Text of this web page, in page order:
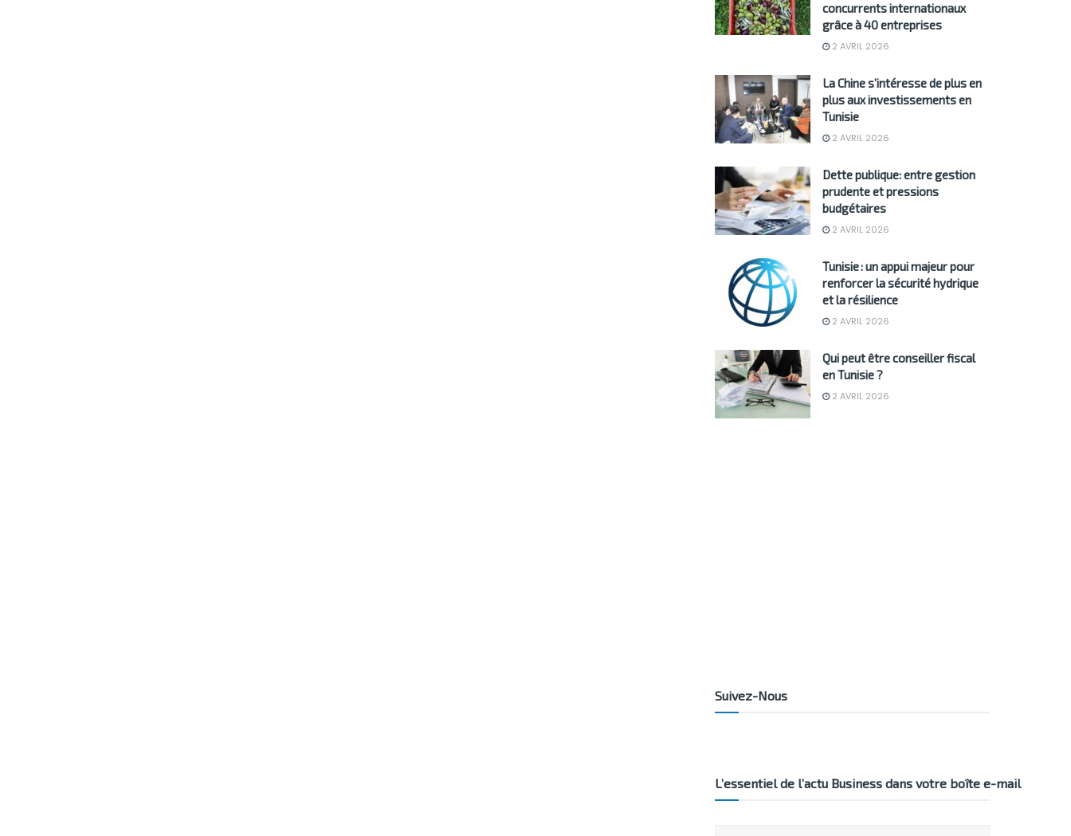
concurrents internationaux
grâce à 40 entreprises
2 AVRIL 2026
La Chine s’intéresse de plus en
plus aux investissements en
Tunisie
2 AVRIL 2026
Dette publique: entre gestion
prudente et pressions
budgétaires
2 AVRIL 2026
Tunisie : un appui majeur pour
renforcer la sécurité hydrique
et la résilience
2 AVRIL 2026
Qui peut être conseiller fiscal
en Tunisie ?
2 AVRIL 2026
Suivez-Nous
L’essentiel de l’actu Business dans votre boîte e-mail